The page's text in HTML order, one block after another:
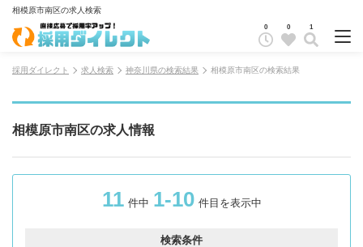
相模原市南区の求人検索
0 0 1
採用ダイレクト 求人検索 神奈川県の検索結果 相模原市南区の検索結果
相模原市南区の求人情報
11 件中 1-10 件目を表示中
検索条件